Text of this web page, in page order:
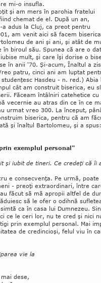
mi-o insufla.
şi am mers în parohia fra­telui
chemat de el. După un an,
adus la Cluj, ca preot pen­tru
am venit aici să facem
de ani şi ani, şi atât de
în biroul său. Spu­nea că are o
mult, şi care îşi dorise o
în anii '70. Şi-acum, Înaltul a
patru, cinci ani am luptat
Has­deu - n. red.)
cât am construit biserica, eu
Făceam întâlniri catehetice
vecernie au atras din ce în ce
urmat vreo 300. La început,
bise­rica, pentru că am
şi înaltul Barto­lomeu, şi a
exemplul personal"
şi iubit de ti­neri. Ce credeţi că îi
e consecvenţa. Pe urmă,
- preoţi extraor­dinari, între
făcut să mă apropii altfel de
să le ofer o odihnă
ca în casa lui Dumnezeu.
ce le ceri lor, nu te cred şi nici
prin exemplul per­so­nal. Mai
de credin­cioşi, felul viu în
vie la
dese,